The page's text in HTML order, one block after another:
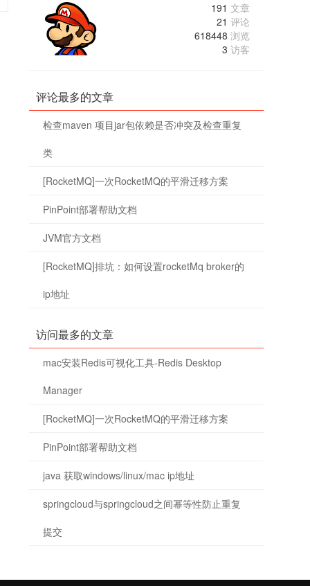
191 文章
21 评论
618448 浏览
3 访客
评论最多的文章
检查maven 项目jar包依赖是否冲突及检查重复
类
[RocketMQ]一次RocketMQ的平滑迁移方案
PinPoint部署帮助文档
JVM官方文档
[RocketMQ]排坑：如何设置rocketMq broker的
ip地址
访问最多的文章
mac安装Redis可视化工具-Redis Desktop
Manager
[RocketMQ]一次RocketMQ的平滑迁移方案
PinPoint部署帮助文档
java 获取windows/linux/mac ip地址
springcloud与springcloud之间幂等性防止重复
提交